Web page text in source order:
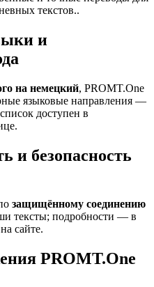
текстов..
и
на немецкий, PROMT.One
языковые направления —
доступен в
и безопасность
защищённому соединению
тексты; подробности — в
на сайте.
PROMT.One